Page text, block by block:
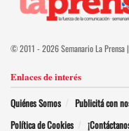
© 2011 - 2026 Semanario La Prensa |
Enlaces de interés
Quiénes Somos Publicitá con
Política de Cookies